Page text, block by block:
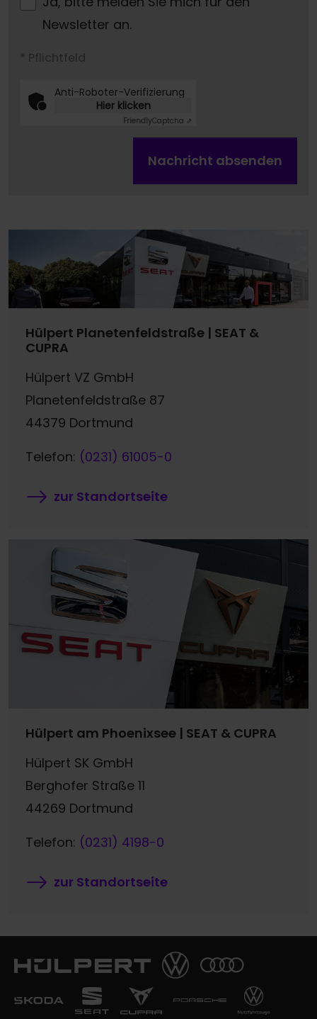
Newsletter an.
* Pflichtfeld
Anti-Roboter-Verifizierung
Hier klicken
FriendlyCaptcha ⇗
Nachricht absenden
Hülpert Planetenfeldstraße | SEAT &
CUPRA
Hülpert VZ GmbH
Planetenfeldstraße 87
44379 Dortmund
Telefon: (0231) 61005-0
zur Standortseite
Hülpert am Phoenixsee | SEAT & CUPRA
Hülpert SK GmbH
Berghofer Straße 11
44269 Dortmund
Telefon: (0231) 4198-0
zur Standortseite